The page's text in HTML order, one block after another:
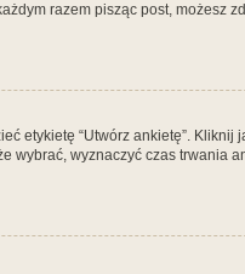
razem pisząc post, możesz
etykietę “Utwórz ankietę”. Kliknij
wyznaczyć czas trwania